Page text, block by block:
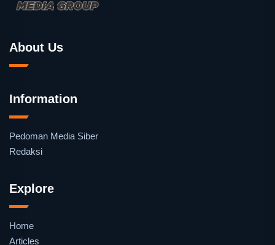
About Us
Information
Pedoman Media Siber
Redaksi
Explore
Home
Articles